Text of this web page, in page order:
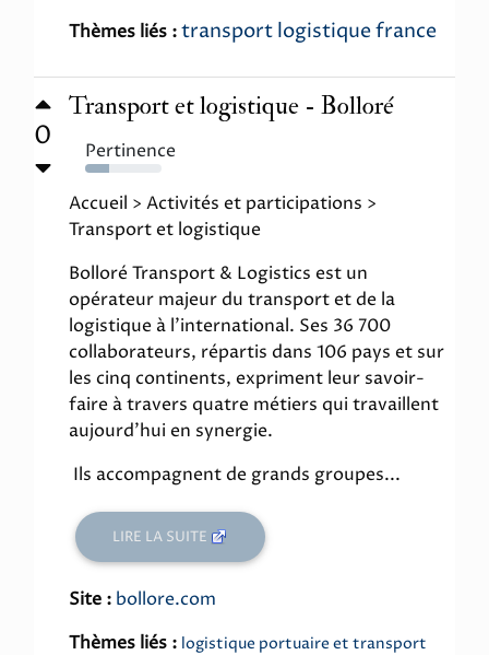
Thèmes liés :transport logistique france
0
Transport et logistique - Bolloré
Pertinence
31%
Accueil > Activités et participations >
Transport et logistique
Bolloré Transport & Logistics est un
opérateur majeur du transport et de la
logistique à l'international. Ses 36 700
collaborateurs, répartis dans 106 pays et sur
les cinq continents, expriment leur savoir-
faire à travers quatre métiers qui travaillent
aujourd'hui en synergie.
Ils accompagnent de grands groupes...
LIRE LA SUITE
Site : bollore.com
Thèmes liés : logistique portuaire et transport